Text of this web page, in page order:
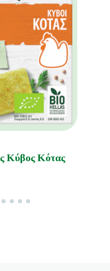
Κύβος Κότας